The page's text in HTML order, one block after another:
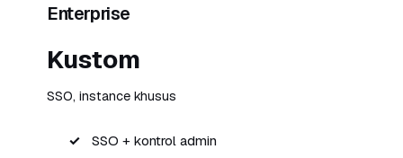
Enterprise
Kustom
SSO, instance khusus
SSO + kontrol admin